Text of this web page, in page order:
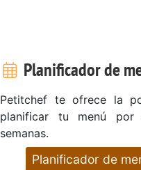
Planificador de
Petitchef te ofrece la
planificar tu menú
semanas.
Planificador de